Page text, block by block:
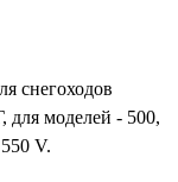
снегоходов
моделей - 500,
V.